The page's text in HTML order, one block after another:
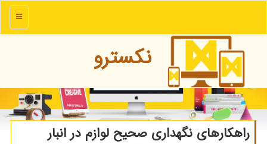
منو
نكسترو
راهکارهای نگهداری صحیح لوازم در انبار